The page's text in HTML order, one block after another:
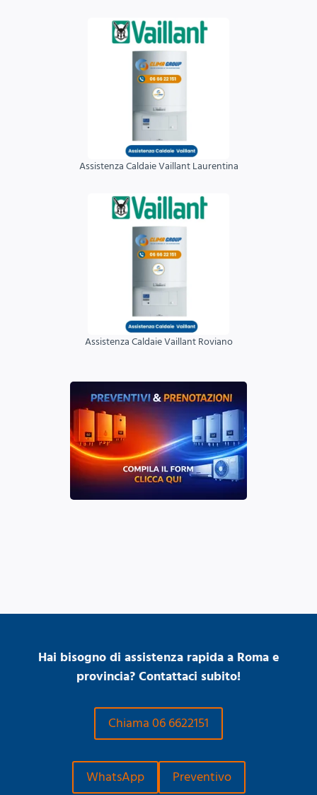
Assistenza Caldaie Vaillant Laurentina
Assistenza Caldaie Vaillant Roviano
Hai bisogno di assistenza rapida a Roma e
provincia? Contattaci subito!
Chiama 06 6622151
WhatsApp Preventivo